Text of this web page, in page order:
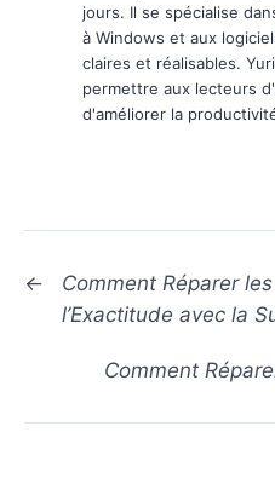
jours. Il se spécialise
à Windows et aux
claires et réalisables.
permettre aux lecteurs
d'améliorer la
←
Comment Réparer
l’Exactitude avec la
Comment